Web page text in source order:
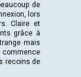
de
lors
Claire et
grâce à
mais
commence
recoins de